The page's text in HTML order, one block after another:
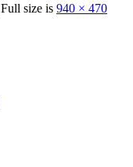
Full size is 940 × 470